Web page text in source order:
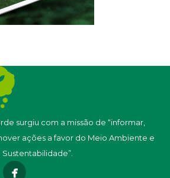
surgiu com a missão de “informar,
ações a favor do Meio Ambiente e
Sustentabilidade”.